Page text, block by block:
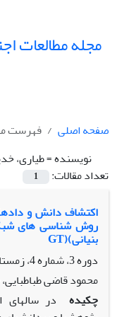
مجله مطالعات
صفحه اصلی
فهرست
نویسنده =طیاری،
تعداد مقالات:
1
اکتشاف دانش و
بنیانی)(GT
دوره 3، شماره 4، زمستان 1388، صفحه
محمود قاضی
چکیده
در سالهای